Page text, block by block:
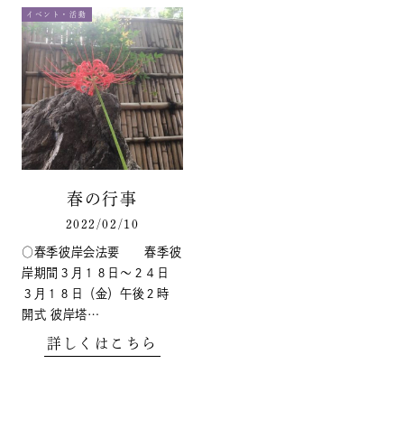
イベント・活動
春の行事
2022/02/10
○春季彼岸会法要 春季彼
岸期間３月１８日～２４日
３月１８日（金）午後２時
開式 彼岸塔…
詳しくはこちら